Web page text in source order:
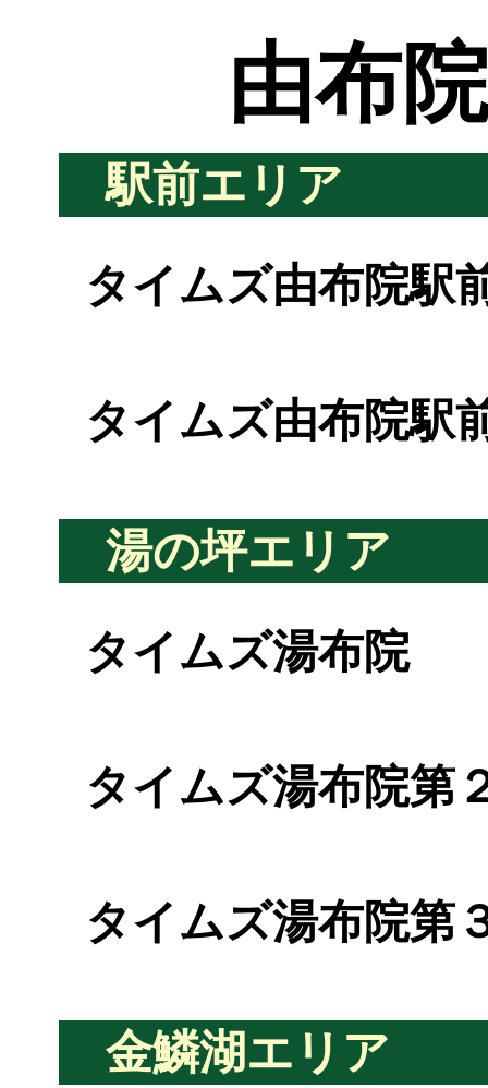
由布
駅前エリア
タイムズ由布院駅
タイムズ由布院駅
湯の坪エリア
タイムズ湯布院
タイムズ湯布院第
タイムズ湯布院第
金鱗湖エリア